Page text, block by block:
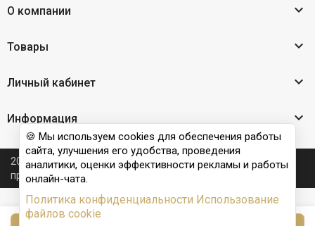
О компании 
Товары 
Личный кабинет 
Информация 
2026 © Nail Club professional - официальный сайт
производителя бренда для наращивания ногтей
🍪 Мы используем cookies для обеспечения работы
сайта, улучшения его удобства, проведения
аналитики, оценки эффективности рекламы и работы
онлайн-чата.
Политика конфиденциальности Использование
файлов cookie